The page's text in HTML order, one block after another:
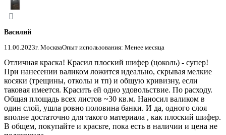
Василий
11.06.2023г. МоскваОпыт использования: Менее месяца
Отличная краска! Красил плоский шифер (цоколь) - супер!
При нанесении валиком ложится идеально, скрывая мелкие
косяки (трещины, отколы и тп) и общую кривизну, если
таковая имеется. Красить ей одно удовольствие. По расходу.
Общая площадь всех листов ~30 кв.м. Наносил валиком в
один слой, ушла ровно половина банки. И да, одного слоя
вполне достаточно для такого материала , как плоский шифер.
В общем, покупайте и красьте, пока есть в наличии и цена не